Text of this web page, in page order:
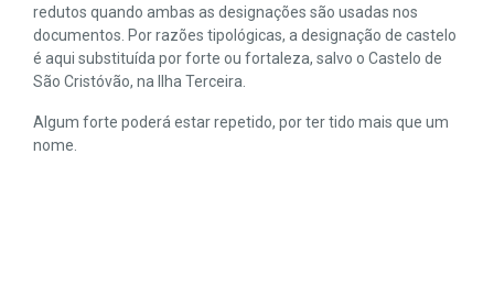
redutos quando ambas as designações são usadas nos
documentos. Por razões tipológicas, a designação de castelo
é aqui substituída por forte ou fortaleza, salvo o Castelo de
São Cristóvão, na Ilha Terceira.
Algum forte poderá estar repetido, por ter tido mais que um
nome.